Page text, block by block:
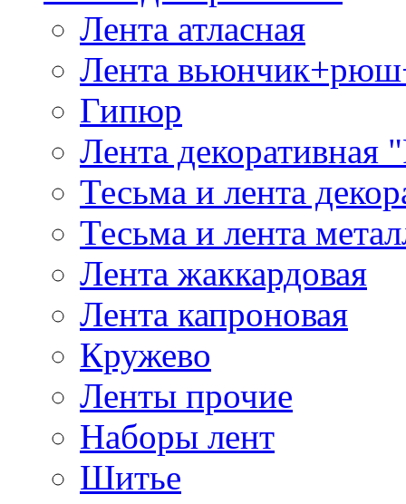
Лента атласная
Лента
Гипюр
Лента декоративная
Тесьма и лента
Тесьма и лента
Лента жаккардовая
Лента капроновая
Кружево
Ленты прочие
Наборы лент
Шитье